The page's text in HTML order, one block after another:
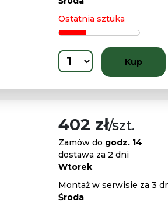
Ostatnia sztuka
Kup
402 zł/szt.
Zamów do godz. 14
dostawa za 2 dni
Wtorek
Montaż w serwisie za 3
Środa